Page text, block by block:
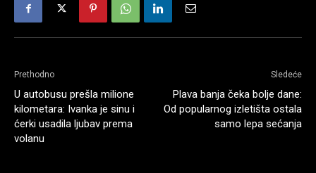
Prethodno
U autobusu prešla milione
kilometara: Ivanka je sinu i
ćerki usadila ljubav prema
volanu
Sledeće
Plava banja čeka bolje dane:
Od popularnog izletišta ostala
samo lepa sećanja